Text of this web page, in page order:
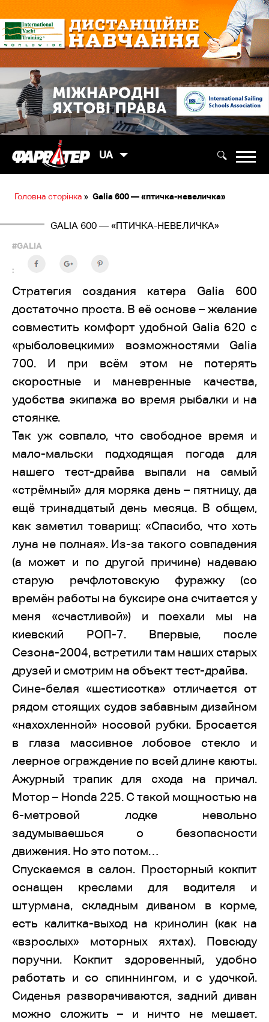
UA
Головна сторінка » Galia 600 — «птичка-невеличка»
GALIA 600 — «ПТИЧКА-НЕВЕЛИЧКА»
#GALIA
:
Стратегия создания катера Galia 600
достаточно проста. В её основе – желание
совместить комфорт удобной Galia 620 с
«рыболовецкими» возможностями Galia
700. И при всём этом не потерять
скоростные и маневренные качества,
удобства экипажа во время рыбалки и на
стоянке.
Так уж совпало, что свободное время и
мало-мальски подходящая погода для
нашего тест-драйва выпали на самый
«стрёмный» для моряка день – пятницу, да
ещё тринадцатый день месяца. В общем,
как заметил товарищ: «Спасибо, что хоть
луна не полная». Из-за такого совпадения
(а может и по другой причине) надеваю
старую речфлотовскую фуражку (со
времён работы на буксире она считается у
меня «счастливой») и поехали мы на
киевский РОП-7. Впервые, после
Сезона-2004, встретили там наших старых
друзей и смотрим на объект тест-драйва.
Сине-белая «шестисотка» отличается от
рядом стоящих судов забавным дизайном
«нахохленной» носовой рубки. Бросается
в глаза массивное лобовое стекло и
леерное ограждение по всей длине каюты.
Ажурный трапик для схода на причал.
Мотор – Honda 225. С такой мощностью на
6-метровой лодке невольно
задумываешься о безопасности
движения. Но это потом…
Спускаемся в салон. Просторный кокпит
оснащен креслами для водителя и
штурмана, складным диваном в корме,
есть калитка-выход на кринолин (как на
«взрослых» моторных яхтах). Повсюду
поручни. Кокпит здоровенный, удобно
работать и со спиннингом, и с удочкой.
Сиденья разворачиваются, задний диван
можно сложить – и ничто не мешает.